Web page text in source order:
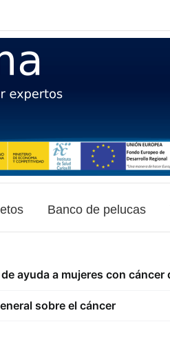
Banco de pelucas
ayuda a mujeres con cáncer
sobre el cáncer